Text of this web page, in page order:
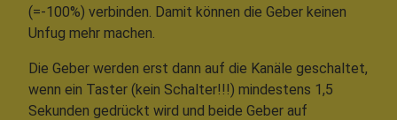
(=-100%) verbinden. Damit können die Geber keinen
Unfug mehr machen.
Die Geber werden erst dann auf die Kanäle geschaltet,
wenn ein Taster (kein Schalter!!!) mindestens 1,5
Sekunden gedrückt wird und beide Geber auf